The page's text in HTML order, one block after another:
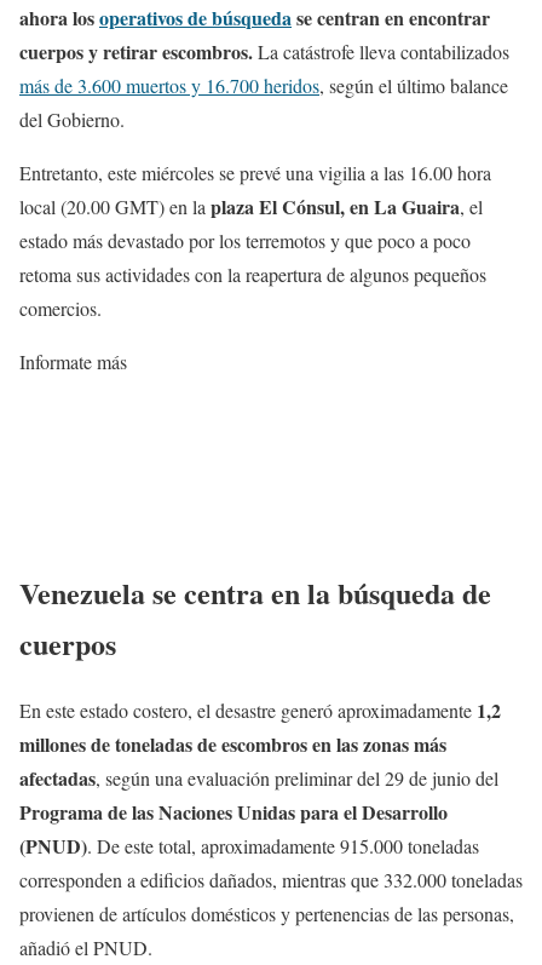
ahora losoperativos de búsquedase centran en encontrar
cuerpos y retirar escombros.La catástrofe lleva contabilizados
más de 3.600 muertos y 16.700 heridos, según el último balance
del Gobierno.
Entretanto, este miércoles se prevé una vigilia a las 16.00 hora
local (20.00 GMT) en la plaza El Cónsul, en La Guaira, el
estado más devastado por los terremotos y que poco a poco
retoma sus actividades con la reapertura de algunos pequeños
comercios.
Informate más
Venezuela se centra en la búsqueda de
cuerpos
En este estado costero, el desastre generó aproximadamente 1,2
millones de toneladas de escombros en las zonas más
afectadas, según una evaluación preliminar del 29 de junio del
Programa de las Naciones Unidas para el Desarrollo
(PNUD). De este total, aproximadamente 915.000 toneladas
corresponden a edificios dañados, mientras que 332.000 toneladas
provienen de artículos domésticos y pertenencias de las personas,
añadió el PNUD.